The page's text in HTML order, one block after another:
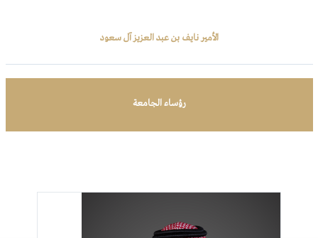
الأمير نايف بن عبد العزيز آل سعود
رؤساء الجامعة